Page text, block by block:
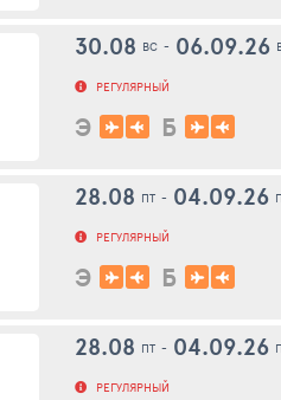
30.08 ВС - 06.09.26
РЕГУЛЯРНЫЙ
Э Б
28.08 ПТ - 04.09.26
РЕГУЛЯРНЫЙ
Э Б
28.08 ПТ - 04.09.26
РЕГУЛЯРНЫЙ